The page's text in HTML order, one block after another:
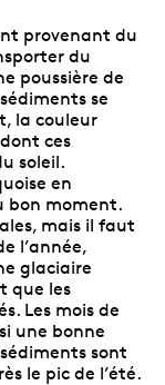
provenant du
du
poussière de
se
la couleur
ces
soleil.
en
bon moment.
mais il faut
l’année,
glaciaire
que les
Les mois de
une bonne
sont
le pic de l’été.